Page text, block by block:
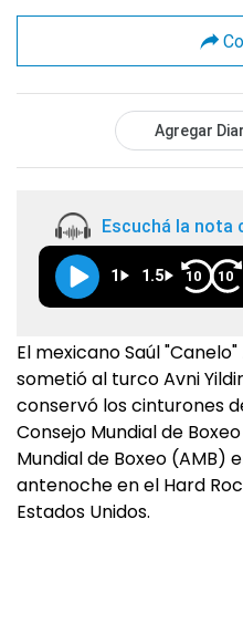
Agregar
Escuchá la nota
1 1.5 10 10
El mexicano Saúl
sometió al turco Avni
conservó los cinturones
Consejo Mundial de
Mundial de Boxeo (AMB)
antenoche en el Hard
Estados Unidos.